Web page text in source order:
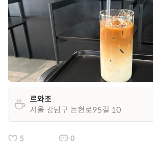
르와조
서울 강남구 논현로95길 10
5 0